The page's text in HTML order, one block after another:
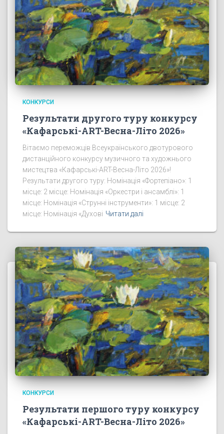
КОНКУРСИ
Результати другого туру конкурсу
«Кафарські-ART-Весна-Літо 2026»
Вітаємо переможців Всеукраїнського двотурового
дистанційного конкурсу музичного та художнього
мистецтва «Кафарські-ART-Весна-Літо 2026»!
Результати другого туру: Номінація «Фортепіано»: 1
місце: 2 місце: Номінація «Оркестри і ансамблі»: 1
місце: Номінація «Струнні інструменти»: 1 місце: 2
місце: Номінація «Духові Читати далі
КОНКУРСИ
Результати першого туру конкурсу
«Кафарські-ART-Весна-Літо 2026»